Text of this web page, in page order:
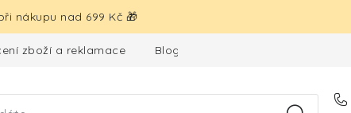
nákupu nad 699 Kč 🎁
zboží a reklamace Blog